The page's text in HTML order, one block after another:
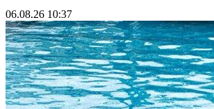
06.08.26 10:37